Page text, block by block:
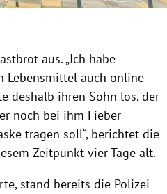
aus. „Ich habe
Lebensmittel auch online
deshalb ihren Sohn los, der
noch bei ihm Fieber
tragen soll“, berichtet die
Zeitpunkt vier Tage alt.
stand bereits die Polizei